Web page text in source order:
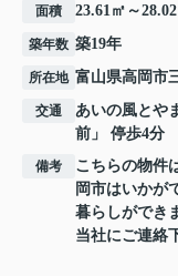
面積 23.61㎡～
築年数 築19年
所在地 富山県高岡市
交通 あいの風とや
前」 停歩4分
備考
こちらの物件
岡市はいかが
暮らしができ
当社にご連絡